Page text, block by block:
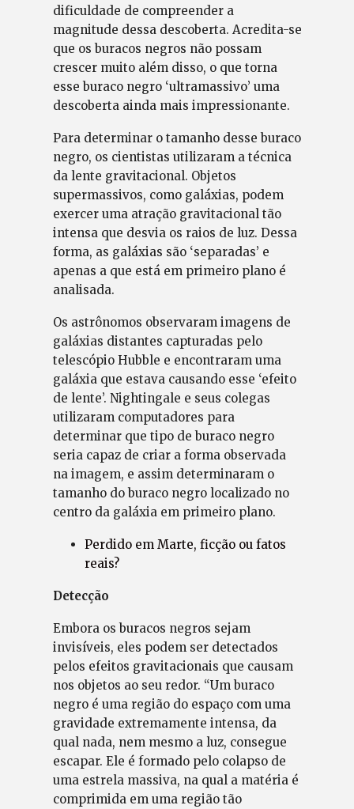
dificuldade de compreender a
magnitude dessa descoberta. Acredita-se
que os buracos negros não possam
crescer muito além disso, o que torna
esse buraco negro ‘ultramassivo’ uma
descoberta ainda mais impressionante.
Para determinar o tamanho desse buraco
negro, os cientistas utilizaram a técnica
da lente gravitacional. Objetos
supermassivos, como galáxias, podem
exercer uma atração gravitacional tão
intensa que desvia os raios de luz. Dessa
forma, as galáxias são ‘separadas’ e
apenas a que está em primeiro plano é
analisada.
Os astrônomos observaram imagens de
galáxias distantes capturadas pelo
telescópio Hubble e encontraram uma
galáxia que estava causando esse ‘efeito
de lente’. Nightingale e seus colegas
utilizaram computadores para
determinar que tipo de buraco negro
seria capaz de criar a forma observada
na imagem, e assim determinaram o
tamanho do buraco negro localizado no
centro da galáxia em primeiro plano.
Perdido em Marte, ficção ou fatos
reais?
Detecção
Embora os buracos negros sejam
invisíveis, eles podem ser detectados
pelos efeitos gravitacionais que causam
nos objetos ao seu redor. “Um buraco
negro é uma região do espaço com uma
gravidade extremamente intensa, da
qual nada, nem mesmo a luz, consegue
escapar. Ele é formado pelo colapso de
uma estrela massiva, na qual a matéria é
comprimida em uma região tão